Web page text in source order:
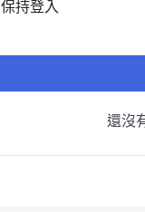
保持登入
還沒